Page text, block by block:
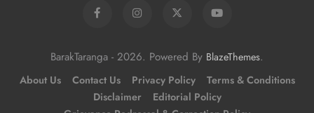
BarakTaranga - 2026. Powered By BlazeThemes.
About Us Contact Us Privacy Policy
Terms & Conditions
Disclaimer
Editorial Policy